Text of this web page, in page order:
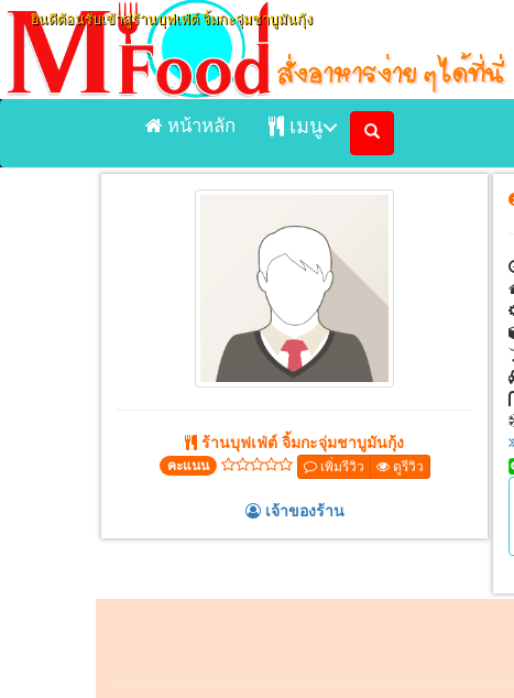
ยินดีต้อนรับเข้าสู่ร้านบุฟเฟ่ต์ จิ้มกะจุ่มชาบูมันกุ้ง
หน้าหลัก เมนู
ร้านบุฟเฟ่ต์ จิ้มกะจุ่มชาบูมันกุ้ง
เมนูอาหารจัดส่ง Delivery
เมนูอาหารในร้าน
ร้านอาหาร
ร้านบุฟเฟ่ต์ จิ้มกะจุ่มชาบูมันกุ้ง
คะแนน เพิ่มรีวิว ดูรีวิว
เจ้าของร้าน